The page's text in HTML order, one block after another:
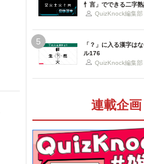
忄言」でできる二字熟
QuizKnock編集部
5
「？」に入る漢字は
ル176
QuizKnock編集部
連載企画